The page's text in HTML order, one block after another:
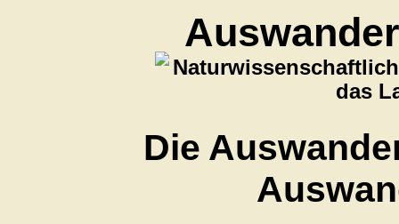
das
Die